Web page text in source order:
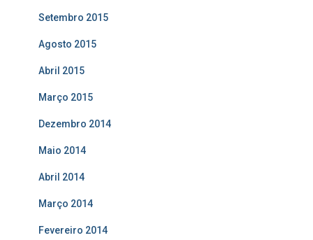
Setembro 2015
Agosto 2015
Abril 2015
Março 2015
Dezembro 2014
Maio 2014
Abril 2014
Março 2014
Fevereiro 2014